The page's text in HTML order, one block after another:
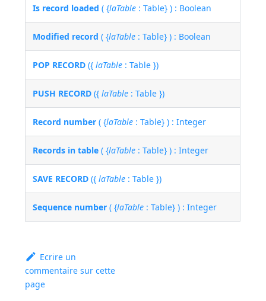
Is record loaded ( {laTable : Table} ) : Boolean
Modified record ( {laTable : Table} ) : Boolean
POP RECORD ({laTable : Table })
PUSH RECORD ({laTable : Table })
Record number ( {laTable : Table} ) : Integer
Records in table ( {laTable : Table} ) : Integer
SAVE RECORD ({laTable : Table })
Sequence number ( {laTable : Table} ) : Integer
Ecrire un
commentaire sur cette
page